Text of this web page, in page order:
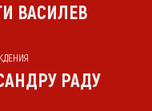
ВАСИЛЕВ
РАДУ